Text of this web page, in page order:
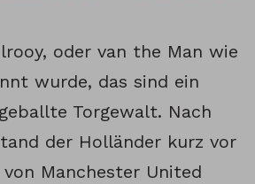
oder van the Man wie
wurde, das sind ein
Torgewalt. Nach
der Holländer kurz vor
von Manchester United